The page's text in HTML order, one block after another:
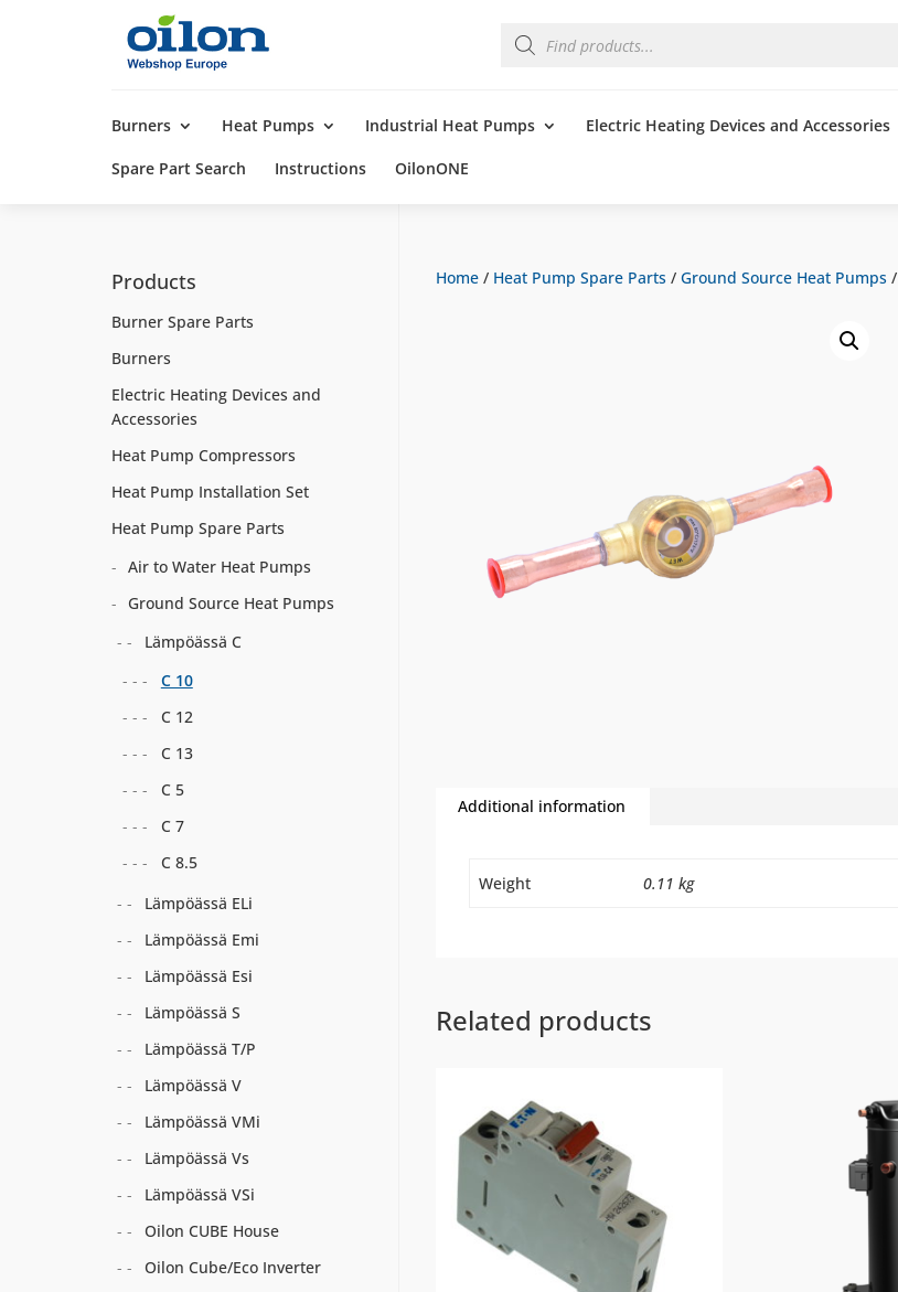
search
Burners Heat Pumps Industrial Heat Pumps Electric Heating Devices and Accessories
Spare Part Search Instructions OilonONE
Home/ Heat Pump Spare Parts/ Ground Source Heat Pumps/
Additional information
Weight 0.11 kg
Related products
Products
Burner Spare Parts
Burners
Electric Heating Devices and
Accessories
Heat Pump Compressors
Heat Pump Installation Set
Heat Pump Spare Parts
Air to Water Heat Pumps
Ground Source Heat Pumps
Lämpöässä C
C 10
C 12
C 13
C 5
C 7
C 8.5
Lämpöässä ELi
Lämpöässä Emi
Lämpöässä Esi
Lämpöässä S
Lämpöässä T/P
Lämpöässä V
Lämpöässä VMi
Lämpöässä Vs
Lämpöässä VSi
Oilon CUBE House
Oilon Cube/Eco Inverter